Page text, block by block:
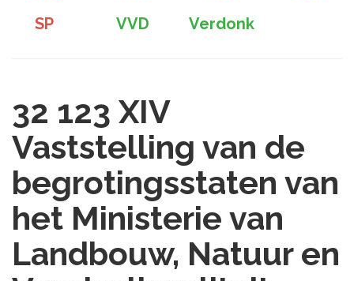
SP
VVD Verdonk
32 123 XIV
Vaststelling van de
begrotingsstaten van
het Ministerie van
Landbouw, Natuur en